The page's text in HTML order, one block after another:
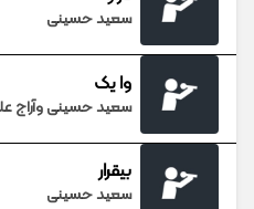
سعید حسینی
وا یک
سعید حسینی وآراج
بیقرار
سعید حسینی